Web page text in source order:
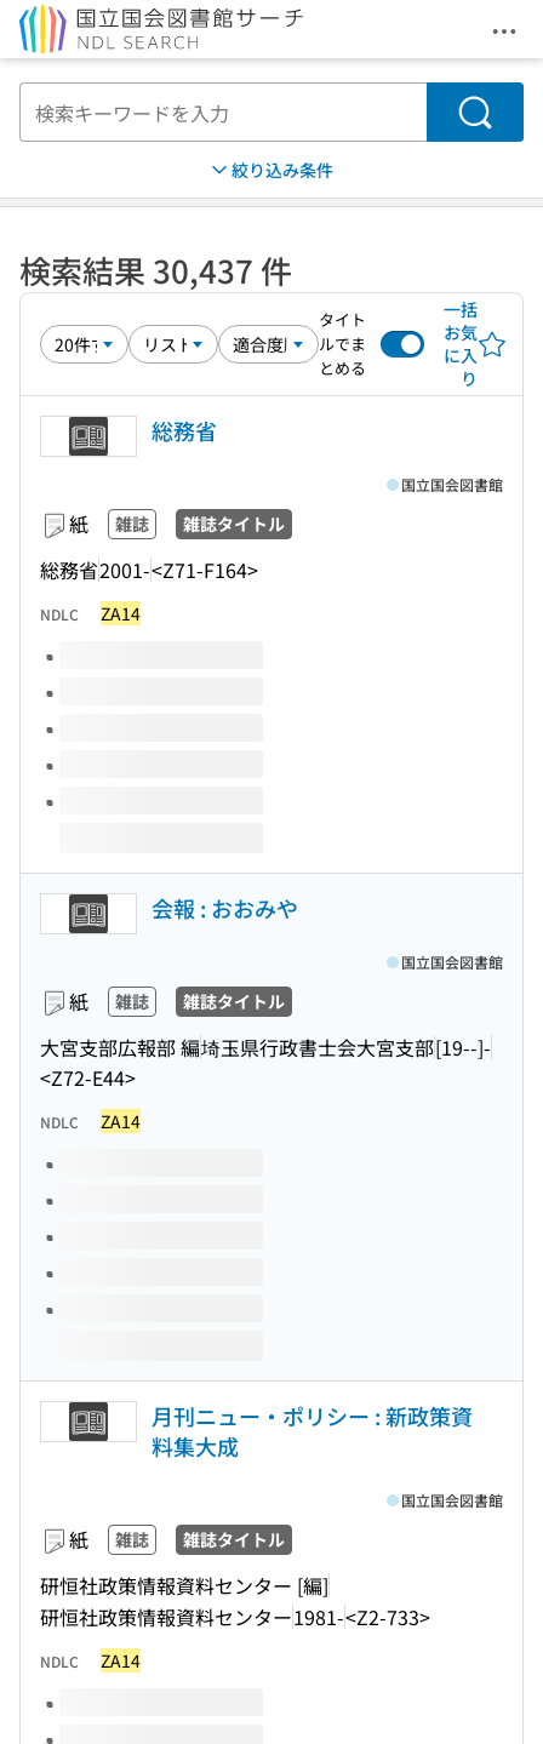
メ
検索
絞り込み条件
検索結果 30,437 件
タイト
ルでま
とめる
一括
お気
に入
り
総務省
紙 雑誌 雑誌タイトル
総務省2001-<Z71-F164>
国立国会図書館
NDLC ZA14
このタイトルの巻号
会報 : おおみや
紙 雑誌 雑誌タイトル
大宮支部広報部 編埼玉県行政書士会大宮支部[19--]-
<Z72-E44>
国立国会図書館
NDLC ZA14
このタイトルの巻号
月刊ニュー・ポリシー : 新政策資
料集大成
紙 雑誌 雑誌タイトル
研恒社政策情報資料センター [編]
研恒社政策情報資料センター1981-<Z2-733>
国立国会図書館
NDLC ZA14
このタイトルの巻号